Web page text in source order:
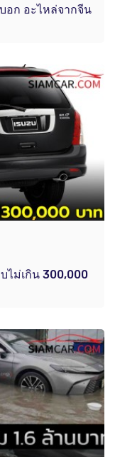
อก อะไหล่จากจีน
ไม่เกิน 300,000